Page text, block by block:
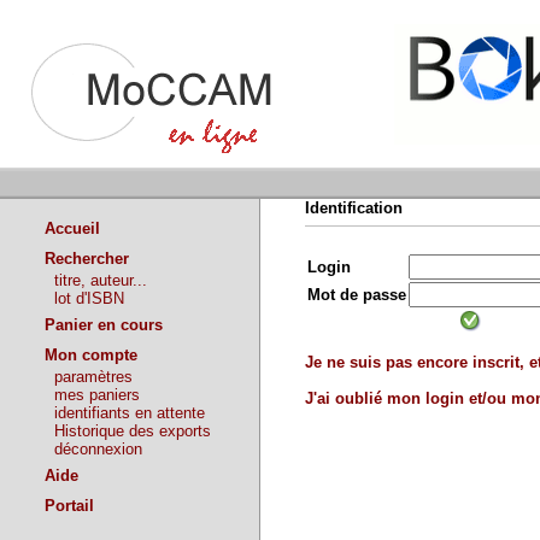
Accueil
Rechercher
titre, auteur...
lot d'ISBN
Panier en cours
Mon compte
paramètres
mes paniers
identifiants en attente
Historique des exports
déconnexion
Aide
Portail
Identification
Login
Mot de passe
Je ne suis pas encore inscrit,
J'ai oublié mon login et/ou